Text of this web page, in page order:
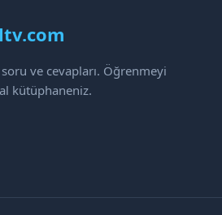
ve cevapları. Öğrenmeyi
kütüphaneniz.